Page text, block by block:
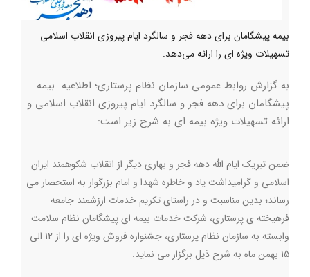
بیمه پیشگامان برای دهه فجر و سالگرد ایام پیروزی انقلاب اسلامی
تسهیلات ویژه ای را ارائه می‌دهد.
به گزارش روابط عمومی سازمان نظام پرستاری؛ اطلاعیه بیمه
پیشگامان برای دهه فجر و سالگرد ایام پیروزی انقلاب اسلامی و
ارائه تسهیلات ویژه بیمه ای به شرح زیر است:
ضمن تبریک ایام الله دهه فجر و بهاری دیگر از انقلاب شکوهمند ایران
اسلامی و گرامیداشت یاد و خاطره شهدا و امام بزرگوار به استحضار می
رساند؛ بدین مناسبت و در راستای تکریم خدمات ارزشمند جامعه
فرهیخته ی پرستاری، شرکت خدمات بیمه ای پیشگامان نظام سلامت
وابسته به سازمان نظام پرستاری، جشنواره فروش ویژه ای را از 12 الی
15 بهمن ماه به شرح ذیل برگزار می نماید.